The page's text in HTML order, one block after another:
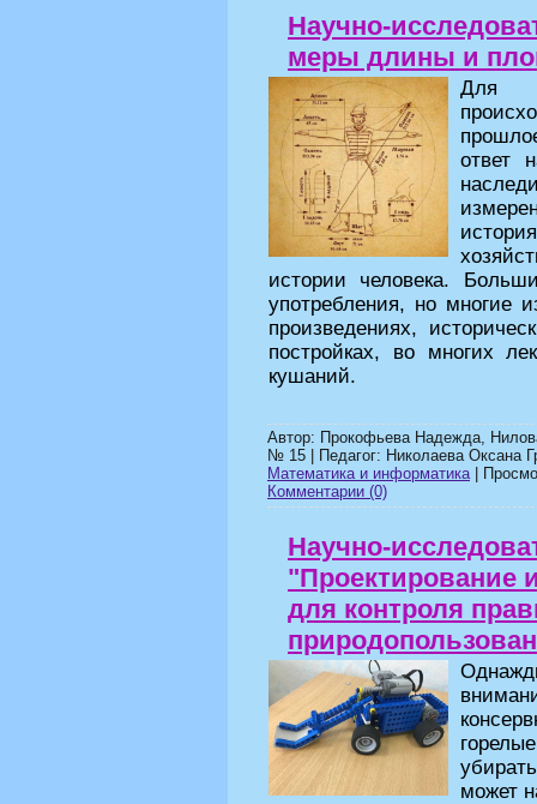
Научно-
меры длины и
Для
ответ
истории человека.
употребления, но многие
произведениях,
постройках, во многих
кушаний.
Автор: Прокофьева Надежда,
№ 15 | Педагог: Николаева Оксана
Математика и информатика|
Комментарии (0)
Научно-
"Проектирование
для контроля
может